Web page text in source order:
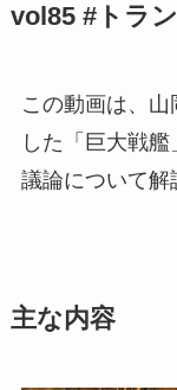
vol85 #トラ
この動画は、
した「巨大戦
議論について解
主な内容